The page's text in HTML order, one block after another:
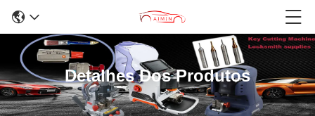
Detalhes Dos Produtos